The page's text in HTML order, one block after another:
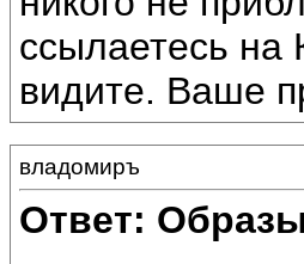
ссылаетесь
видите. Ваше
владомиръ
Ответ: